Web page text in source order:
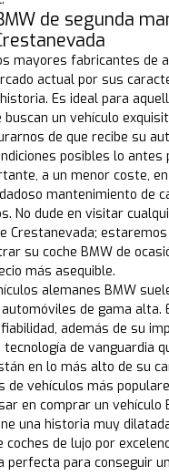
de segunda
mayores fabricantes de
actual por sus
Es ideal para
un vehículo
de que recibe su
posibles lo antes
a un menor coste,
mantenimiento de
No dude en visitar
Crestanevada;
su coche BMW de
más asequible.
alemanes BMW
de gama alta.
además de su
de vanguardia
en lo más alto de su
de vehículos más
en comprar un vehículo
una historia muy
de lujo por
perfecta para conseguir